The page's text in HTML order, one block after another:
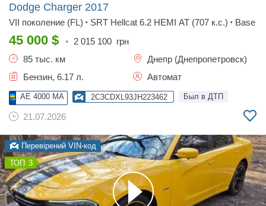
Dodge Charger 2017
VII поколение (FL) • SRT Hellcat 6.2 HEMI AT (707 к.с.) • Base
45 000 $ • 2 015 100 грн
85 тыс. км
Днепр (Днепропетровск)
Бензин, 6.17 л.
Автомат
AE 4000 MA 2C3CDXL93JH223462 Был в ДТП
21.07.2026
Перевірений VIN-код
3